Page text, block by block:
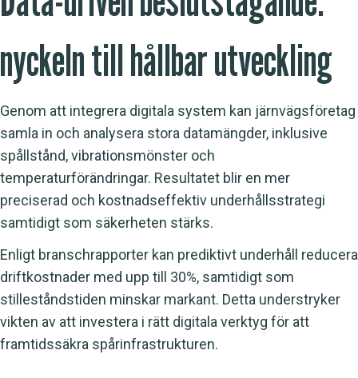
nyckeln till hållbar utveckling
Genom att integrera digitala system kan järnvägsföretag
samla in och analysera stora datamängder, inklusive
spållstånd, vibrationsmönster och
temperaturförändringar. Resultatet blir en mer
preciserad och kostnadseffektiv underhållsstrategi
samtidigt som säkerheten stärks.
Enligt branschrapporter kan prediktivt underhåll reducera
driftkostnader med upp till 30%, samtidigt som
stilleståndstiden minskar markant. Detta understryker
vikten av att investera i rätt digitala verktyg för att
framtidssäkra spårinfrastrukturen.